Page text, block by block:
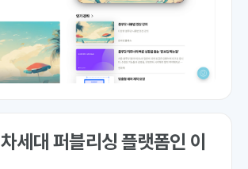
세대 퍼블리싱 플랫폼인 이